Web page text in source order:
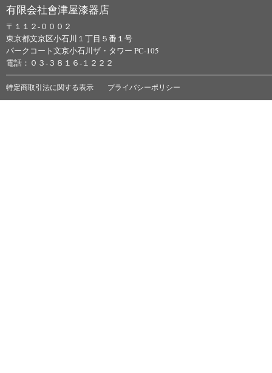
有限会社會津屋漆器店
〒１１２-０００２
東京都文京区小石川１丁目５番１号
パークコート文京小石川ザ・タワー PC-105
電話：０３-３８１６-１２２２
特定商取引法に関する表示 プライバシーポリシー